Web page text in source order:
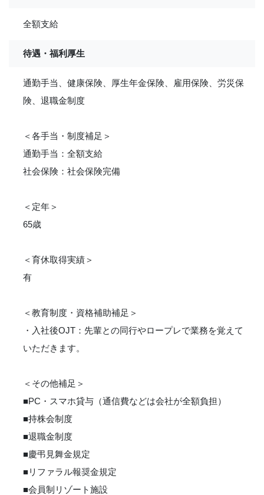
全額支給
待遇・福利厚生
通勤手当、健康保険、厚生年金保険、雇用保険、労災保
険、退職金制度
＜各手当・制度補足＞
通勤手当：全額支給
社会保険：社会保険完備
＜定年＞
65歳
＜育休取得実績＞
有
＜教育制度・資格補助補足＞
・入社後OJT：先輩との同行やロープレで業務を覚えて
いただきます。
＜その他補足＞
■PC・スマホ貸与（通信費などは会社が全額負担）
■持株会制度
■退職金制度
■慶弔見舞金規定
■リファラル報奨金規定
■会員制リゾート施設